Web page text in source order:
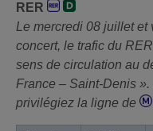
RER
Le mercredi 08 juillet
concert, le trafic du
sens de circulation au
France – Saint-Denis
privilégiez la ligne de